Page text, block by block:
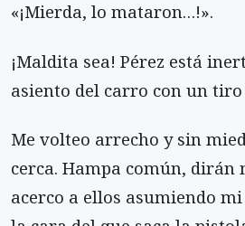
«¡Mierda, lo mataron…!».
¡Maldita sea! Pérez está
asiento del carro con un tiro
Me volteo arrecho y sin
cerca. Hampa común, dirán
acerco a ellos asumiendo